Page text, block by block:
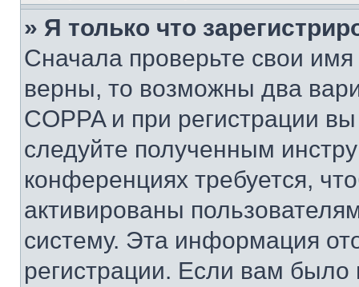
» Я только что
Сначала проверьте свои
верны, то возможны два
COPPA и при регистрации
следуйте полученным
конференциях требуется,
активированы
систему. Эта информация
регистрации. Если вам